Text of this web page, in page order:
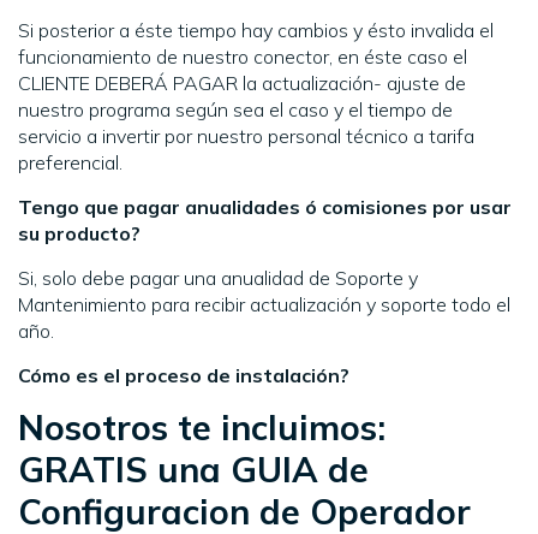
Si posterior a éste tiempo hay cambios y ésto invalida el
funcionamiento de nuestro conector, en éste caso el
CLIENTE DEBERÁ PAGAR la actualización- ajuste de
nuestro programa según sea el caso y el tiempo de
servicio a invertir por nuestro personal técnico a tarifa
preferencial.
Tengo que pagar anualidades ó comisiones por usar
su producto?
Si, solo debe pagar una anualidad de Soporte y
Mantenimiento para recibir actualización y soporte todo el
año.
Cómo es el proceso de instalación?
Nosotros te incluimos:
GRATIS una GUIA de
Configuracion de Operador